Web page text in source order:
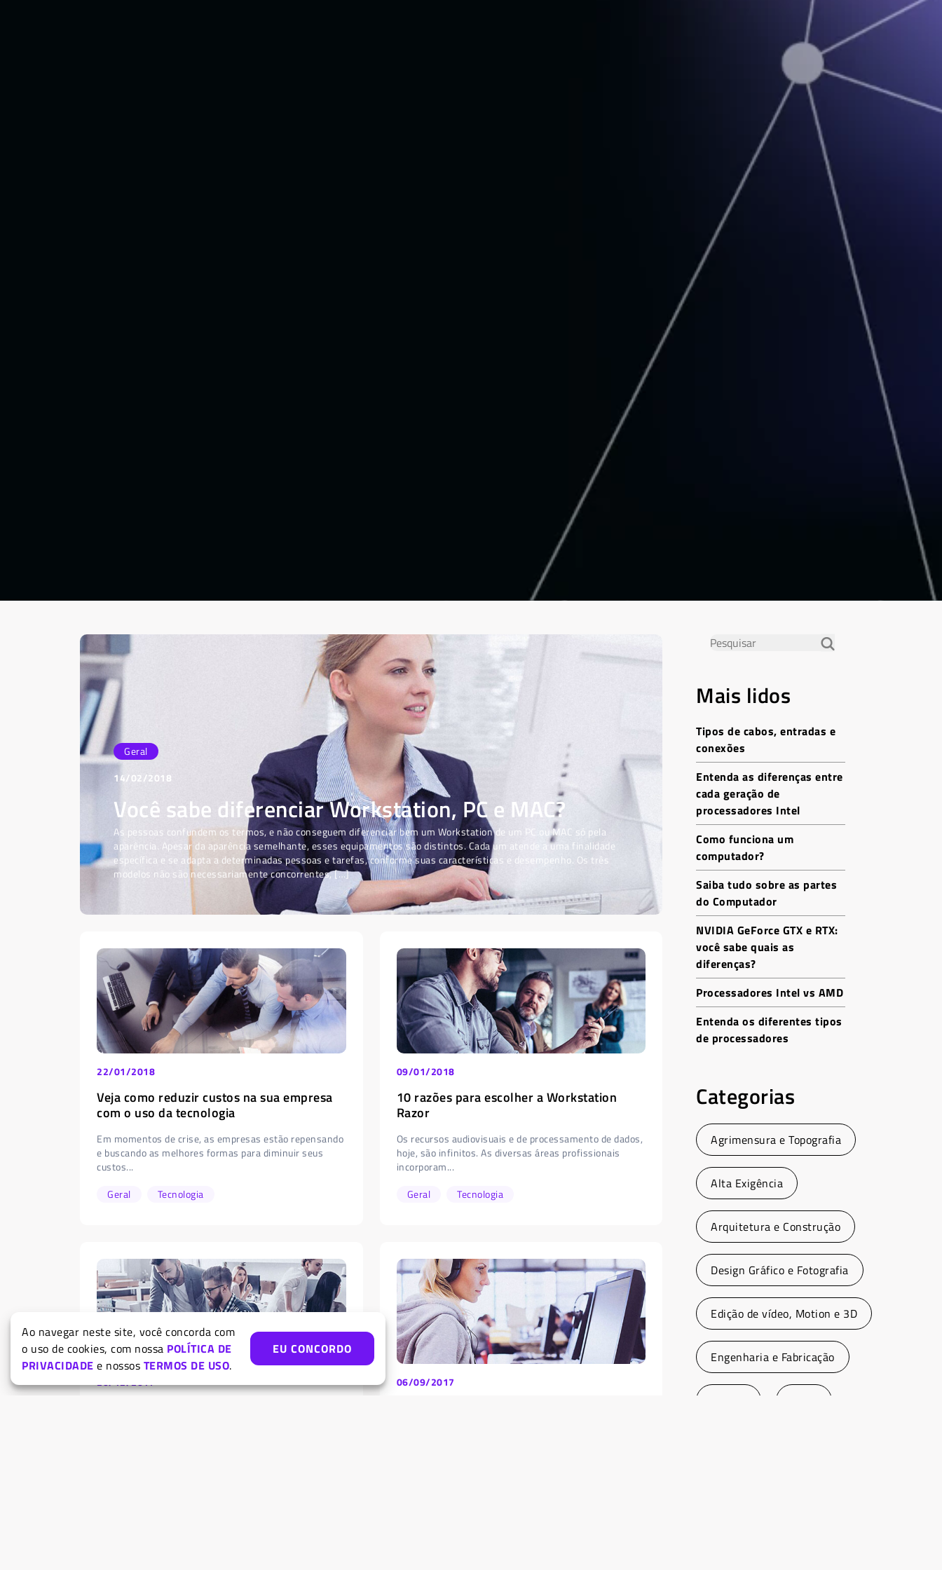
Geral
14/02/2018
Você sabe diferenciar Workstation, PC e MAC?
As pessoas confundem os termos, e não conseguem diferenciar bem um Workstation de um PC ou MAC só pela
aparência. Apesar da aparência semelhante, esses equipamentos são distintos. Cada um atende a uma finalidade
específica e se adapta a determinadas pessoas e tarefas, conforme suas características e desempenho. Os três
modelos não são necessariamente concorrentes, […]
22/01/2018
Veja como reduzir custos na sua empresa
com o uso da tecnologia
Em momentos de crise, as empresas estão repensando
e buscando as melhores formas para diminuir seus
custos...
Geral
Tecnologia
09/01/2018
10 razões para escolher a Workstation
Razor
Os recursos audiovisuais e de processamento de dados,
hoje, são infinitos. As diversas áreas profissionais
incorporam...
Geral
Tecnologia
20/12/2017 06/09/2017
Mais lidos
Tipos de cabos, entradas e
conexões
Entenda as diferenças entre
cada geração de
processadores Intel
Como funciona um
computador?
Saiba tudo sobre as partes
do Computador
NVIDIA GeForce GTX e RTX:
você sabe quais as
diferenças?
Processadores Intel vs AMD
Entenda os diferentes tipos
de processadores
Categorias
Agrimensura e Topografia
Alta Exigência
Arquitetura e Construção
Design Gráfico e Fotografia
Edição de vídeo, Motion e 3D
Engenharia e Fabricação
Ao navegar neste site, você concorda com
o uso de cookies, com nossa POLÍTICA DE
PRIVACIDADE e nossos TERMOS DE USO.
EU CONCORDO